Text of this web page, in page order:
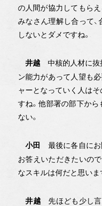
の人間が協力してもら
みなさん理解し合って
しないとダメですね。
井越 中核的人材に抜
ン能力があって人望も
ャーとなっていく人は
すね。他部署の部下か
ない。
小田
最後に各自にお
お答えいただきたいの
なスキルは何だと思いま
井越先ほども少し言